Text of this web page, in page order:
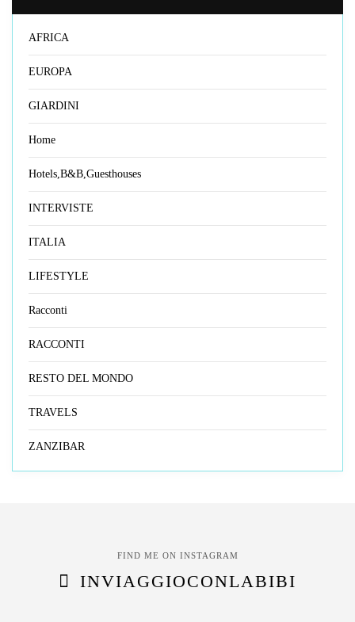
AFRICA
EUROPA
GIARDINI
Home
Hotels,B&B,Guesthouses
INTERVISTE
ITALIA
LIFESTYLE
Racconti
RACCONTI
RESTO DEL MONDO
TRAVELS
ZANZIBAR
FIND ME ON INSTAGRAM
INVIAGGIOCONLABIBI